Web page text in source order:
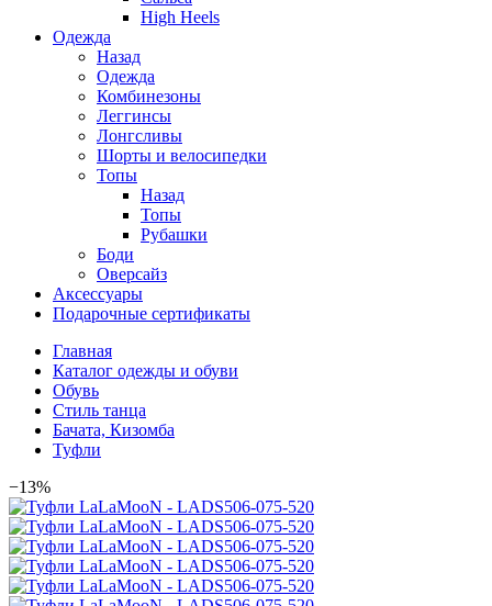
High Heels
Одежда
Назад
Одежда
Комбинезоны
Леггинсы
Лонгсливы
Шорты и велосипедки
Топы
Назад
Топы
Рубашки
Боди
Оверсайз
Аксессуары
Подарочные сертификаты
Главная
Каталог одежды и обуви
Обувь
Стиль танца
Бачата, Кизомба
Туфли
−13%